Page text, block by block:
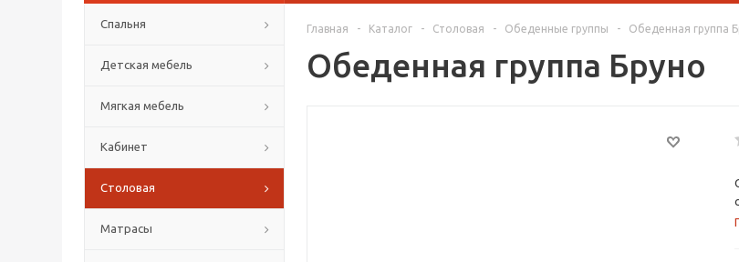
Спальня
Детская мебель
Мягкая мебель
Кабинет
Столовая
Матрасы
Главная - Каталог - Столовая - Обеденные группы - Обеденная группа
Обеденная группа Бруно